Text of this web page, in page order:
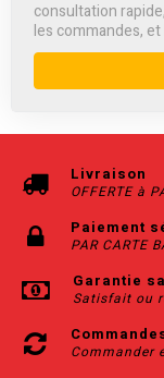
consultation
les commandes,
Livraison
OFFERTE à
Paiement
PAR CARTE
Garantie
Satisfait ou
Commander